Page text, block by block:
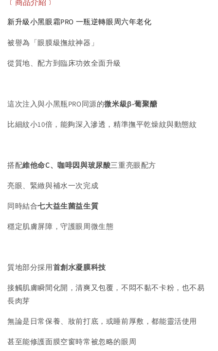
新升級小黑眼霜PRO 一瓶逆轉眼周六年老化
被譽為「眼膜級撫紋神器」
從質地、配方到臨床功效全面升級
這次注入與小黑瓶PRO同源的微米級β-葡聚醣
比細紋小10倍，能夠深入滲透，精準撫平乾燥紋與動態紋
搭配維他命C、咖啡因與玻尿酸三重亮眼配方
亮眼、緊緻與補水一次完成
同時結合七大益生菌益生質
穩定肌膚屏障，守護眼周微生態
質地部分採用首創水凝膜科技
接觸肌膚瞬間化開，清爽又包覆，不悶不黏不卡粉，也不易
長肉芽
無論是日常保養、妝前打底，或睡前厚敷，都能靈活使用
甚至能修護面膜空窗時常被忽略的眼周